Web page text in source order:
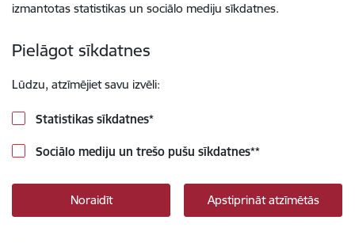
izmantotas statistikas un sociālo mediju sīkdatnes.
Pielāgot sīkdatnes
Lūdzu, atzīmējiet savu izvēli:
Statistikas sīkdatnes*
Sociālo mediju un trešo pušu sīkdatnes**
Noraidīt Apstiprināt atzīmētās